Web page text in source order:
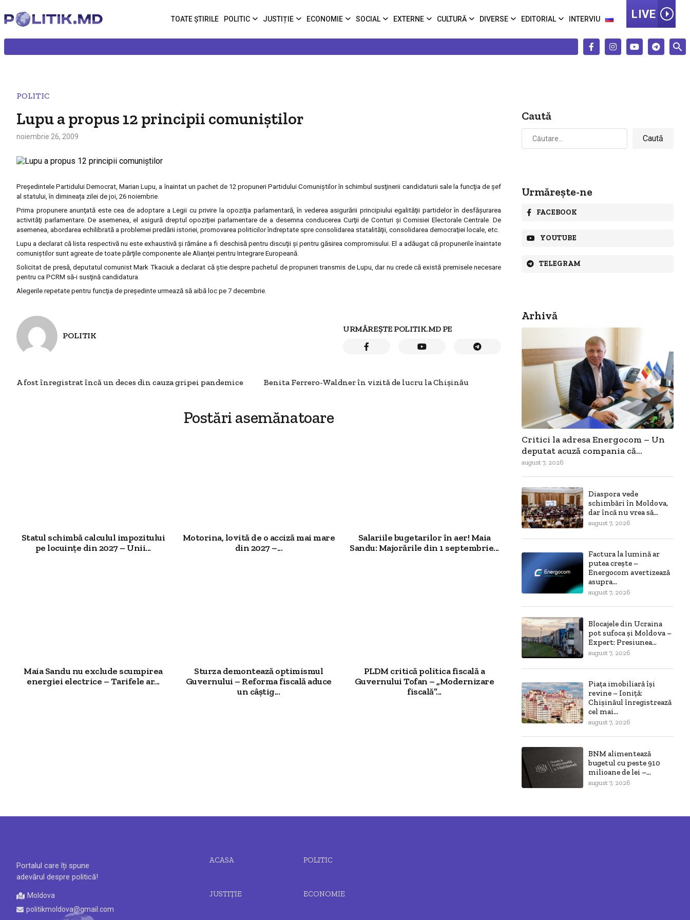
TOATE ȘTIRILE POLITIC JUSTIȚIE ECONOMIE SOCIAL EXTERNE CULTURĂ DIVERSE EDITORIAL INTERVIU LIVE
POLITIC
Lupu a propus 12 principii comuniştilor
noiembrie 26, 2009
Preşedintele Partidului Democrat, Marian Lupu, a înaintat un pachet de 12 propuneri Partidului Comuniştilor în schimbul susţinerii candidaturii sale la funcţia de şef
al statului, în dimineața zilei de joi, 26 noiembrie.
Prima propunere anunţată este cea de adoptare a Legii cu privire la opoziţia parlamentară, în vederea asigurării principiului egalităţii partidelor în desfăşurarea
activităţi parlamentare. De asemenea, el asigură dreptul opoziţiei parlamentare de a desemna conducerea Curţii de Conturi şi Comisiei Electorale Centrale. De
asemenea, abordarea echilibrată a problemei predării istoriei, promovarea politicilor îndreptate spre consolidarea statalităţii, consolidarea democraţiei locale, etc.
Lupu a declarat că lista respectivă nu este exhaustivă şi rămâne a fi deschisă pentru discuţii şi pentru găsirea compromisului. El a adăugat că propunerile înaintate
comuniştilor sunt agreate de toate părţile componente ale Alianţei pentru Integrare Europeană.
Solicitat de presă, deputatul comunist Mark Tkaciuk a declarat că ştie despre pachetul de propuneri transmis de Lupu, dar nu crede că există premisele necesare
pentru ca PCRM să-i susţină candidatura.
Alegerile repetate pentru funcţia de preşedinte urmează să aibă loc pe 7 decembrie.
POLITIK
URMĂREȘTE POLITIK.MD PE
A fost înregistrat încă un deces din cauza gripei pandemice Benita Ferrero-Waldner în vizită de lucru la Chișinău
Postări asemănatoare
Statul schimbă calculul impozitului
pe locuințe din 2027 – Unii...
Motorina, lovită de o acciză mai mare
din 2027 –...
Salariile bugetarilor în aer! Maia
Sandu: Majorările din 1 septembrie...
Maia Sandu nu exclude scumpirea
energiei electrice – Tarifele ar...
Sturza demontează optimismul
Guvernului – Reforma fiscală aduce
un câștig...
PLDM critică politica fiscală a
Guvernului Tofan – „Modernizare
fiscală”...
Caută
Caută
după:
Urmărește-ne
FACEBOOK
YOUTUBE
TELEGRAM
Arhivă
Critici la adresa Energocom – Un
deputat acuză compania că...
august 7, 2026
Diaspora vede
schimbări în Moldova,
dar încă nu vrea să...
august 7, 2026
Factura la lumină ar
putea crește –
Energocom avertizează
asupra...
august 7, 2026
Blocajele din Ucraina
pot sufoca și Moldova –
Expert: Presiunea...
august 7, 2026
Piața imobiliară își
revine – Ioniță:
Chișinăul înregistrează
cel mai...
august 7, 2026
BNM alimentează
bugetul cu peste 910
milioane de lei –...
august 7, 2026
Portalul care îți spune
adevărul despre politică!
Moldova
politikmoldova@gmail.com
ACASA POLITIC
JUSTIȚIE ECONOMIE